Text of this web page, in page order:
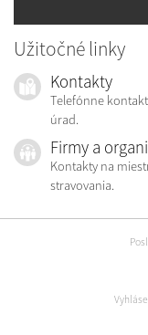
Užitočné linky
Kontakty
Telefónne
úrad.
Firmy a
Kontakty na
stravovania.